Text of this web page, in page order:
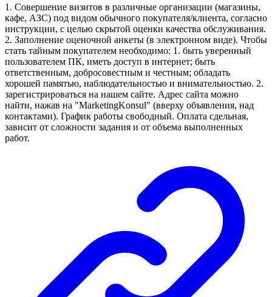
1. Совершение визитов в различные организации (магазины,
кафе, АЗС) под видом обычного покупателя/клиента, согласно
инструкции, с целью скрытой оценки качества обслуживания.
2. Заполнение оценочной анкеты (в электронном виде). Чтобы
стать тайным покупателем необходимо: 1. быть уверенный
пользователем ПК, иметь доступ в интернет; быть
ответственным, добросовестным и честным; обладать
хорошей памятью, наблюдательностью и внимательностью. 2.
зарегистрироваться на нашем сайте. Адрес сайта можно
найти, нажав на "MarketingKonsul" (вверху объявления, над
контактами). График работы свободный. Оплата сдельная,
зависит от сложности задания и от объема выполненных
работ.